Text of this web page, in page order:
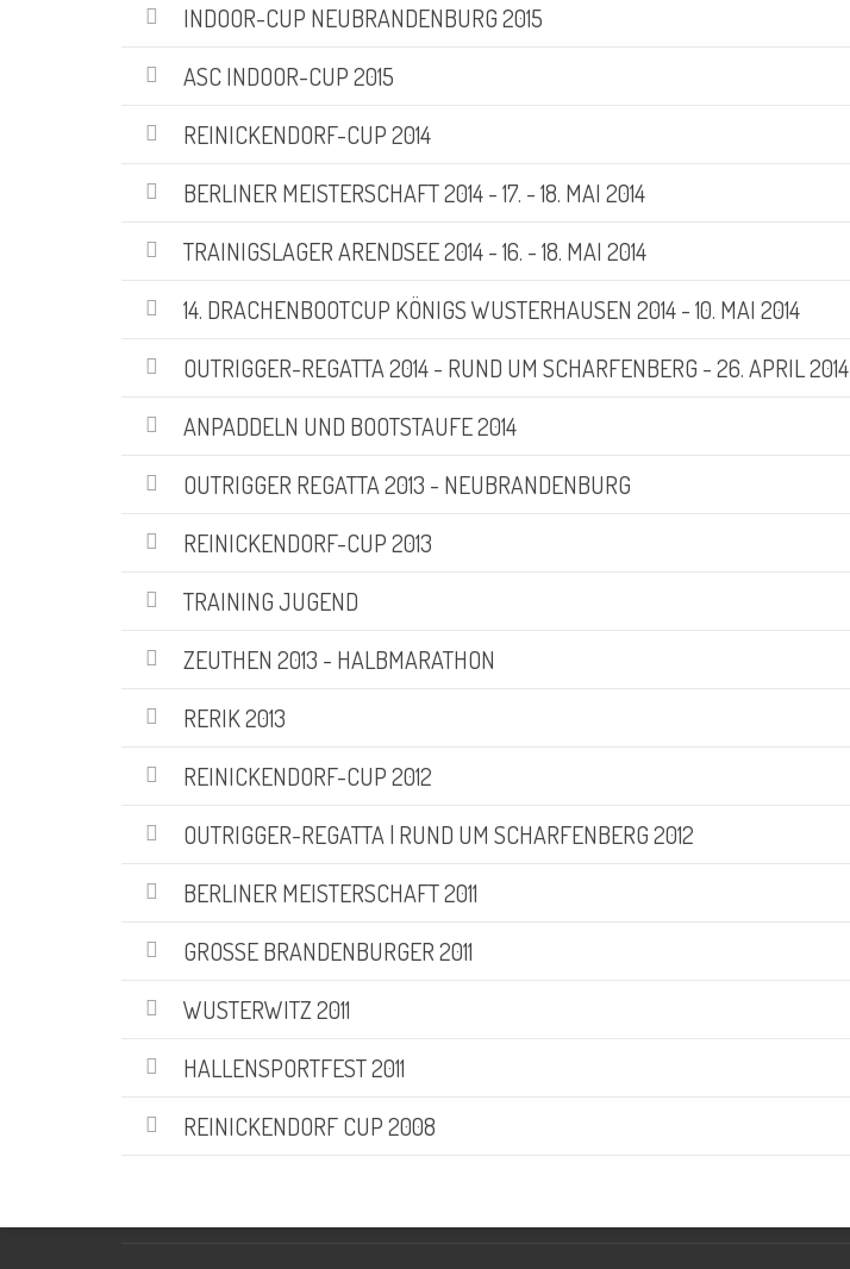
INDOOR-CUP NEUBRANDENBURG 2015
ASC INDOOR-CUP 2015
REINICKENDORF-CUP 2014
BERLINER MEISTERSCHAFT 2014 - 17. - 18. MAI 2014
TRAINIGSLAGER ARENDSEE 2014 - 16. - 18. MAI 2014
14. DRACHENBOOTCUP KÖNIGS WUSTERHAUSEN 2014 - 10. MAI 2014
OUTRIGGER-REGATTA 2014 - RUND UM SCHARFENBERG - 26. APRIL 2014
ANPADDELN UND BOOTSTAUFE 2014
OUTRIGGER REGATTA 2013 - NEUBRANDENBURG
REINICKENDORF-CUP 2013
TRAINING JUGEND
ZEUTHEN 2013 - HALBMARATHON
RERIK 2013
REINICKENDORF-CUP 2012
OUTRIGGER-REGATTA | RUND UM SCHARFENBERG 2012
BERLINER MEISTERSCHAFT 2011
GROSSE BRANDENBURGER 2011
WUSTERWITZ 2011
HALLENSPORTFEST 2011
REINICKENDORF CUP 2008
Aktuell
(48)
Kanadier(6)
Kids – Teens (10)
Oceansport
Social Marketing(1)
Vereinsnachrichten(86)
nach:
AKTUELLE BILDER
NEUSTER BEITRAG